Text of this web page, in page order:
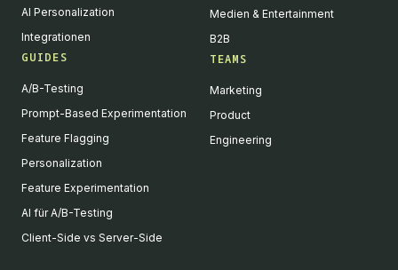
AI Personalization
Integrationen
GUIDES
A/B-Testing
Prompt-Based Experimentation
Feature Flagging
Personalization
Feature Experimentation
AI für A/B-Testing
Client-Side vs Server-Side
Medien & Entertainment
B2B
TEAMS
Marketing
Product
Engineering